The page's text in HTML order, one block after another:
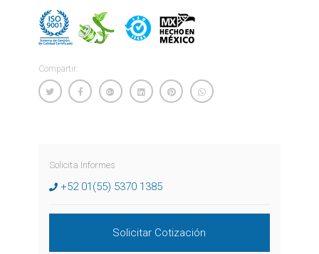
Compartir:
Solicita Informes
+52 01(55) 5370 1385
Solicitar Cotización